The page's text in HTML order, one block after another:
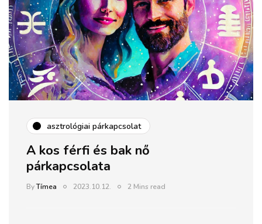
asztrológiai párkapcsolat
A kos férfi és bak nő
párkapcsolata
ByTímea 2023.10.12. 2 Mins read